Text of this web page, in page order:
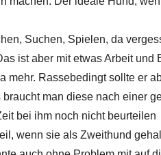
Suchen, Spielen, da
ist aber mit etwas Arbeit und
Rassebedingt sollte er
man diese nach einer
bei ihm noch nicht beurteilen
wenn sie als Zweithund